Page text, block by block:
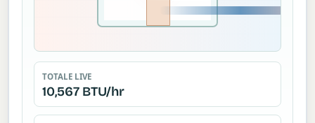
TOTALE LIVE
10,567 BTU/hr